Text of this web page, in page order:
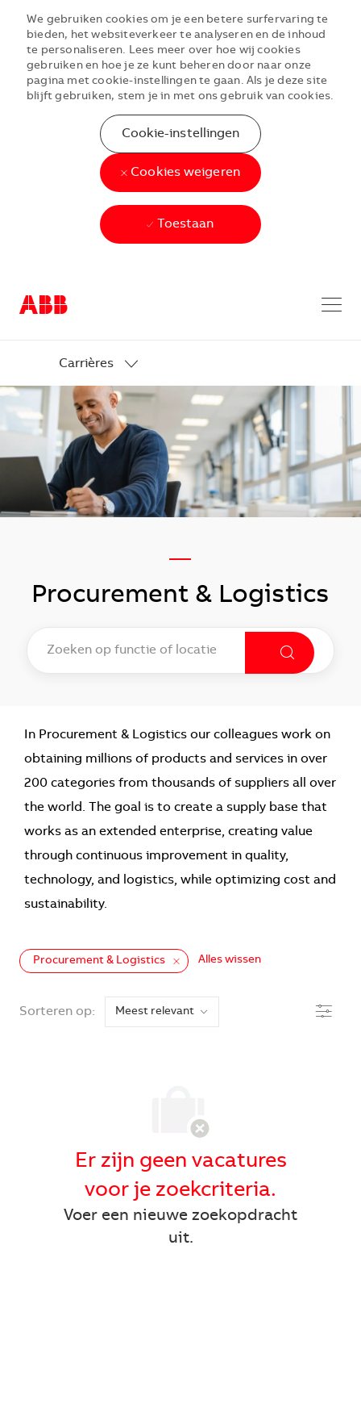
Carrières
-
We gebruiken cookies om je een betere surfervaring te
bieden, het websiteverkeer te analyseren en de inhoud
te personaliseren. Lees meer over hoe wij cookies
gebruiken en hoe je ze kunt beheren door naar onze
pagina met cookie-instellingen te gaan. Als je deze site
blijft gebruiken, stem je in met ons gebruik van cookies.
Cookie-instellingen
Cookies weigeren
Toestaan
—
Procurement & Logistics
In Procurement & Logistics our colleagues work on
obtaining millions of products and services in over
200 categories from thousands of suppliers all over
the world. The goal is to create a supply base that
works as an extended enterprise, creating value
through continuous improvement in quality,
technology, and logistics, while optimizing cost and
sustainability.
Procurement & Logistics Alles wissen
Sorteren op:
Filteren
Er zijn geen vacatures
voor je zoekcriteria.
Voer een nieuwe zoekopdracht
uit.